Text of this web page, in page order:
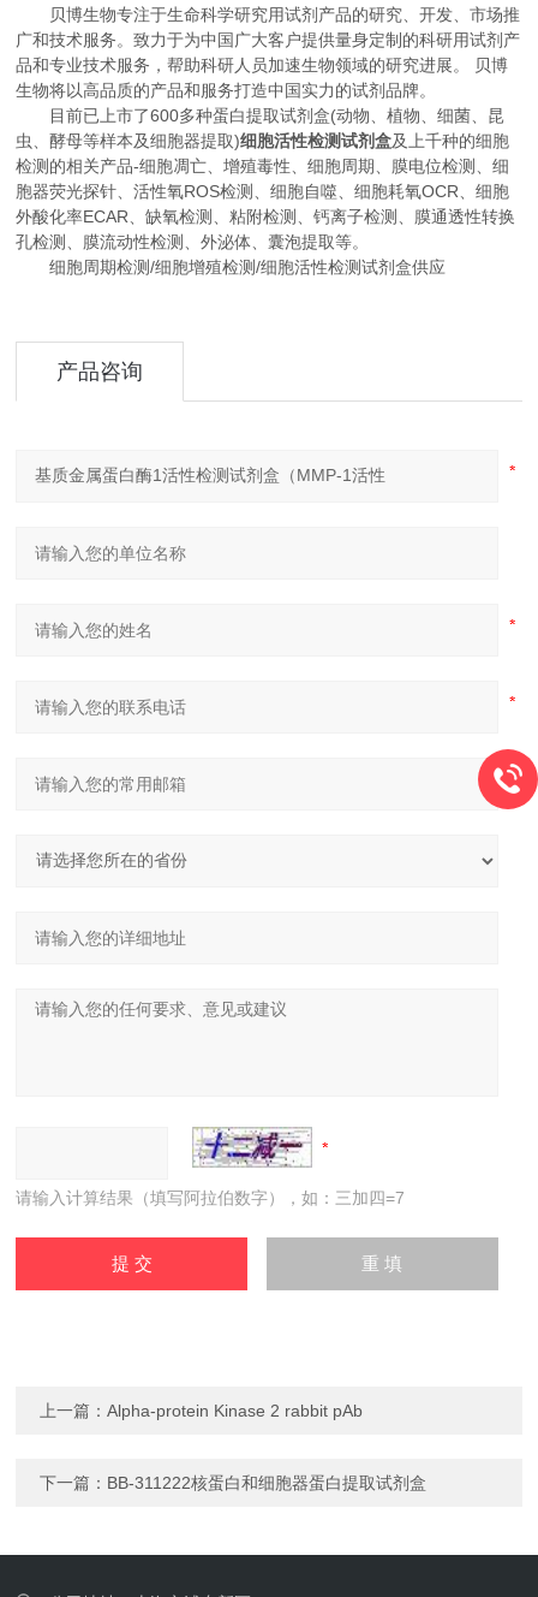
贝博生物专注于生命科学研究用试剂产品的研究、开发、市场推
广和技术服务。致力于为中国广大客户提供量身定制的科研用试剂产
品和专业技术服务，帮助科研人员加速生物领域的研究进展。 贝博
生物将以高品质的产品和服务打造中国实力的试剂品牌。
目前已上市了600多种蛋白提取试剂盒(动物、植物、细菌、昆
虫、酵母等样本及细胞器提取)细胞活性检测试剂盒及上千种的细胞
检测的相关产品-细胞凋亡、增殖毒性、细胞周期、膜电位检测、细
胞器荧光探针、活性氧ROS检测、细胞自噬、细胞耗氧OCR、细胞
外酸化率ECAR、缺氧检测、粘附检测、钙离子检测、膜通透性转换
孔检测、膜流动性检测、外泌体、囊泡提取等。
细胞周期检测/细胞增殖检测/细胞活性检测试剂盒供应
产品咨询
请输入计算结果（填写阿拉伯数字），如：三加四=7
上一篇：Alpha-protein Kinase 2 rabbit pAb
下一篇： BB-311222核蛋白和细胞器蛋白提取试剂盒